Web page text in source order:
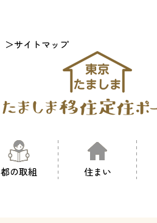
＞サイトマップ
都の取組 住まい